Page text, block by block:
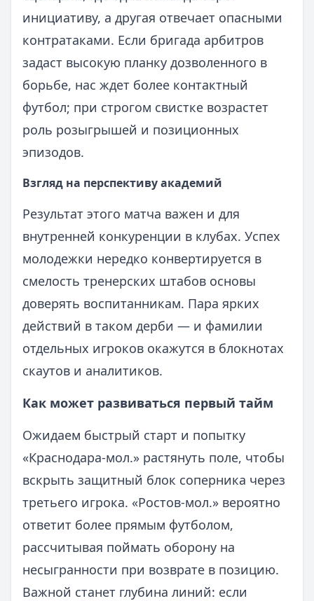
инициативу, а другая отвечает опасными
контратаками. Если бригада арбитров
задаст высокую планку дозволенного в
борьбе, нас ждет более контактный
футбол; при строгом свистке возрастет
роль розыгрышей и позиционных
эпизодов.
Взгляд на перспективу академий
Результат этого матча важен и для
внутренней конкуренции в клубах. Успех
молодежки нередко конвертируется в
смелость тренерских штабов основы
доверять воспитанникам. Пара ярких
действий в таком дерби — и фамилии
отдельных игроков окажутся в блокнотах
скаутов и аналитиков.
Как может развиваться первый тайм
Ожидаем быстрый старт и попытку
«Краснодара-мол.» растянуть поле, чтобы
вскрыть защитный блок соперника через
третьего игрока. «Ростов-мол.» вероятно
ответит более прямым футболом,
рассчитывая поймать оборону на
несыгранности при возврате в позицию.
Важной станет глубина линий: если